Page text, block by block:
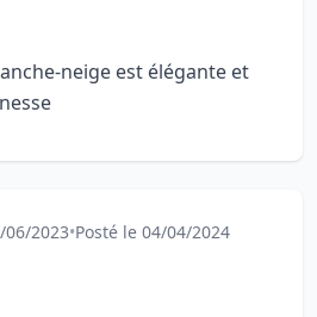
neige est élégante et
2023•Posté le 04/04/2024